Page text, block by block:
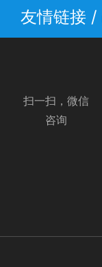
友情链接 /
扫一扫，微信
咨询